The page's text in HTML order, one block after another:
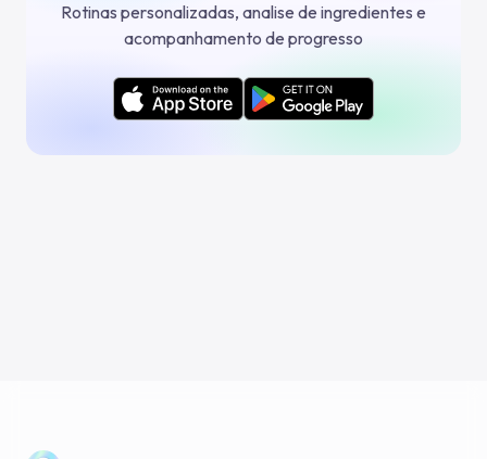
Rotinas personalizadas, analise de ingredientes e
acompanhamento de progresso